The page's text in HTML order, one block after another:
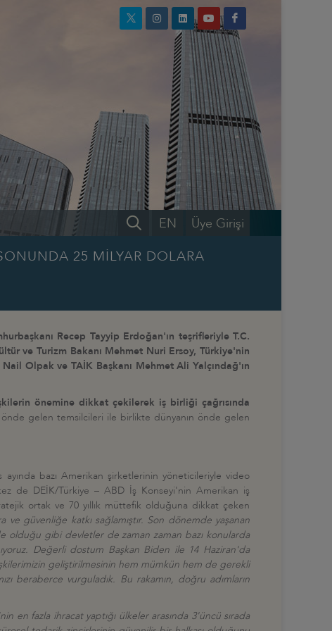
Üye Girişi
EN
25 MİLYAR DOLARA
Recep Tayyip Erdoğan'ın teşrifleriyle T.C.
ve Turizm Bakanı Mehmet Nuri Ersoy, Türkiye'nin
Olpak ve TAİK Başkanı Mehmet Ali Yalçındağ'ın
önemine dikkat çekilerek iş birliği çağrısında
önde gelen temsilcileri ile birlikte dünyanın önde gelen
ayında bazı Amerikan şirketlerinin yöneticileriyle video
de DEİK/Türkiye – ABD İş Konseyi'nin Amerikan iş
ortak ve 70 yıllık müttefik olduğuna dikkat çeken
güvenliğe katkı sağlamıştır. Son dönemde yaşanan
olduğu gibi devletler de zaman zaman bazı konularda
Değerli dostum Başkan Biden ile 14 Haziran'da
geliştirilmesinin hem mümkün hem de gerekli
beraberce vurguladık. Bu rakamın, doğru adımların
en fazla ihracat yaptığı ülkeler arasında 3'üncü sırada